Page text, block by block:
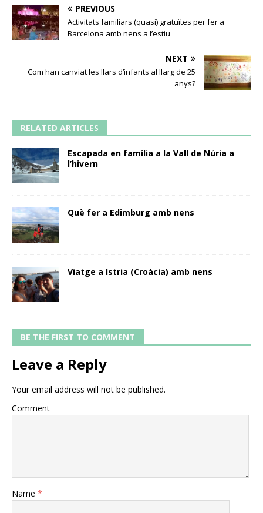
PREVIOUS
Activitats familiars (quasi) gratuïtes per fer a
Barcelona amb nens a l’estiu
NEXT
Com han canviat les llars d’infants al llarg de 25
anys?
RELATED ARTICLES
Escapada en família a la Vall de Núria a
l’hivern
Què fer a Edimburg amb nens
Viatge a Istria (Croàcia) amb nens
BE THE FIRST TO COMMENT
Leave a Reply
Your email address will not be published.
Comment
Name *